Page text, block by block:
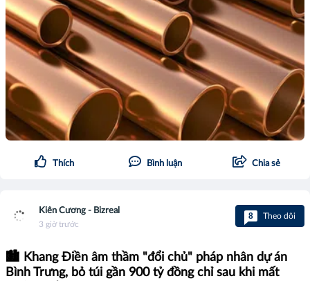
Thích Bình luận Chia sẻ
Kiên Cương - Bizreal
3 giờ trước
8 Theo dõi
🏙️ Khang Điền âm thầm "đổi chủ" pháp nhân dự án
Bình Trưng, bỏ túi gần 900 tỷ đồng chỉ sau khi mất